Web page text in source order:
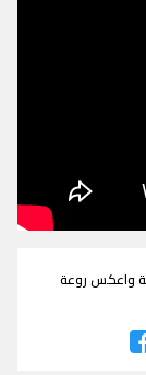
واعكس روعة